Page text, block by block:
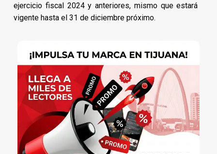
ejercicio fiscal 2024 y anteriores, mismo que estará
vigente hasta el 31 de diciembre próximo.